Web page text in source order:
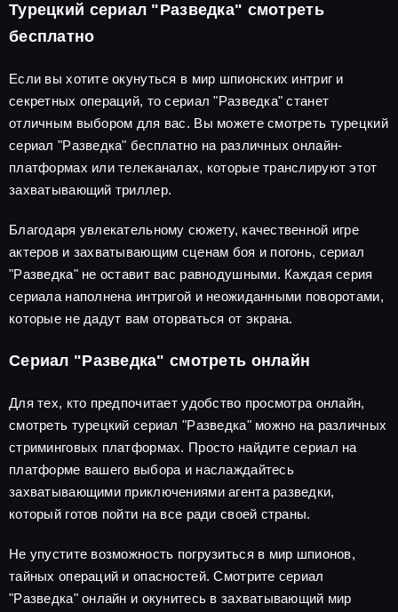
Турецкий сериал "Разведка" смотреть
бесплатно
Если вы хотите окунуться в мир шпионских интриг и
секретных операций, то сериал "Разведка" станет
отличным выбором для вас. Вы можете смотреть турецкий
сериал "Разведка" бесплатно на различных онлайн-
платформах или телеканалах, которые транслируют этот
захватывающий триллер.
Благодаря увлекательному сюжету, качественной игре
актеров и захватывающим сценам боя и погонь, сериал
"Разведка" не оставит вас равнодушными. Каждая серия
сериала наполнена интригой и неожиданными поворотами,
которые не дадут вам оторваться от экрана.
Сериал "Разведка" смотреть онлайн
Для тех, кто предпочитает удобство просмотра онлайн,
смотреть турецкий сериал "Разведка" можно на различных
стриминговых платформах. Просто найдите сериал на
платформе вашего выбора и наслаждайтесь
захватывающими приключениями агента разведки,
который готов пойти на все ради своей страны.
Не упустите возможность погрузиться в мир шпионов,
тайных операций и опасностей. Смотрите сериал
"Разведка" онлайн и окунитесь в захватывающий мир